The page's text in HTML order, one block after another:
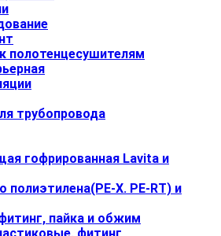
полотенцесушителям
трубопровода
гофрированная Lavita и
полиэтилена(РЕ-Х. PE-RT) и
пайка и обжим